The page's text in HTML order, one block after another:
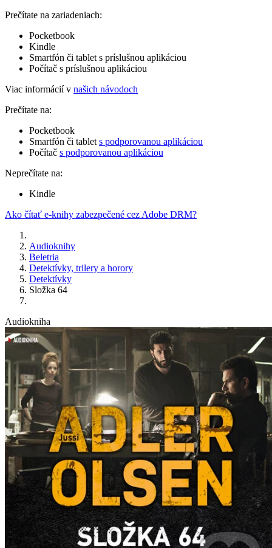
Prečítate na zariadeniach:
Pocketbook
Kindle
Smartfón či tablet s príslušnou aplikáciou
Počítač s príslušnou aplikáciou
Viac informácií v našich návodoch
Prečítate na:
Pocketbook
Smartfón či tablet s podporovanou aplikáciou
Počítač s podporovanou aplikáciou
Neprečítate na:
Kindle
Ako čítať e-knihy zabezpečené cez Adobe DRM?
Audioknihy
Beletria
Detektívky, trilery a horory
Detektívky
Složka 64
Audiokniha